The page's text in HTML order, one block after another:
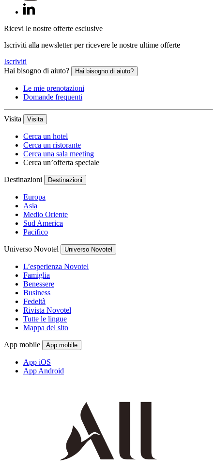
Ricevi le nostre offerte esclusive
Iscriviti alla newsletter per ricevere le nostre ultime offerte
Iscriviti
Hai bisogno di aiuto?
Hai bisogno di aiuto?
Le mie prenotazioni
Domande frequenti
Visita Visita
Cerca un hotel
Cerca un ristorante
Cerca una sala meeting
Cerca un’offerta speciale
Destinazioni Destinazioni
Europa
Asia
Medio Oriente
Sud America
Pacifico
Universo Novotel Universo Novotel
L’esperienza Novotel
Famiglia
Benessere
Business
Fedeltà
Rivista Novotel
Tutte le lingue
Mappa del sito
App mobile App mobile
App iOS
App Android